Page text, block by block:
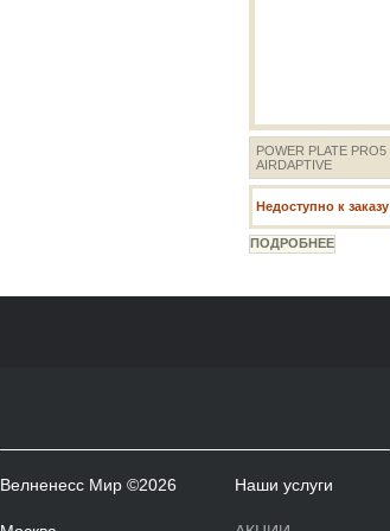
POWER PLATE PRO5
AIRDAPTIVE
Недоступно к заказу
Наши услуги
Велненесс Мир ©2026